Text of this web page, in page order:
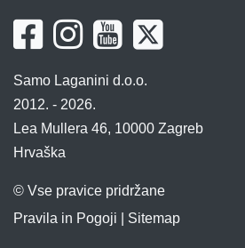
Samo Laganini d.o.o.
2012. - 2026.
Lea Mullera 46, 10000 Zagreb
Hrvaška
© Vse pravice pridržane
Pravila in Pogoji
Sitemap